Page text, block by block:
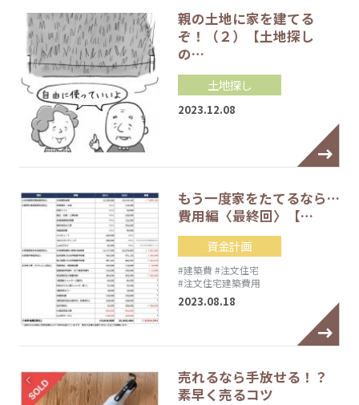
親の土地に家を建てる
ぞ！（２）【土地探し
の…
土地探し
2023.12.08
もう一度家をたてるなら…
費用編〈最終回〉【…
資金計画
#建築費 #注文住宅
#注文住宅建築費用
2023.08.18
売れるなら手放せる！？
素早く売るコツ